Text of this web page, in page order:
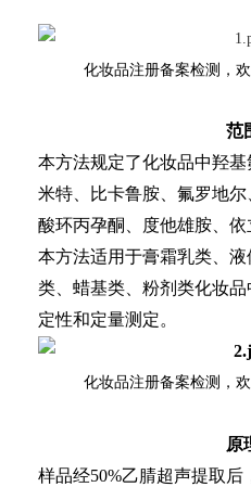
化妆品注册备案检测 ，
范
本方法规定了化妆品中羟
米特、比卡鲁胺、氟罗地
酸环丙孕酮、度他雄胺、依
本方法适用于膏霜乳类、
类、蜡基类、粉剂类化妆
定性和定量测定。
化妆品注册备案检测 ，
原
样品经50%乙腈超声提取